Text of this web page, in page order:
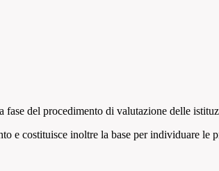
del procedimento di valutazione delle
e costituisce inoltre la base per individuare